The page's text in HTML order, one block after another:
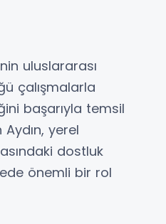
uluslararası
çalışmalarla
başarıyla temsil
yerel
dostluk
önemli bir rol